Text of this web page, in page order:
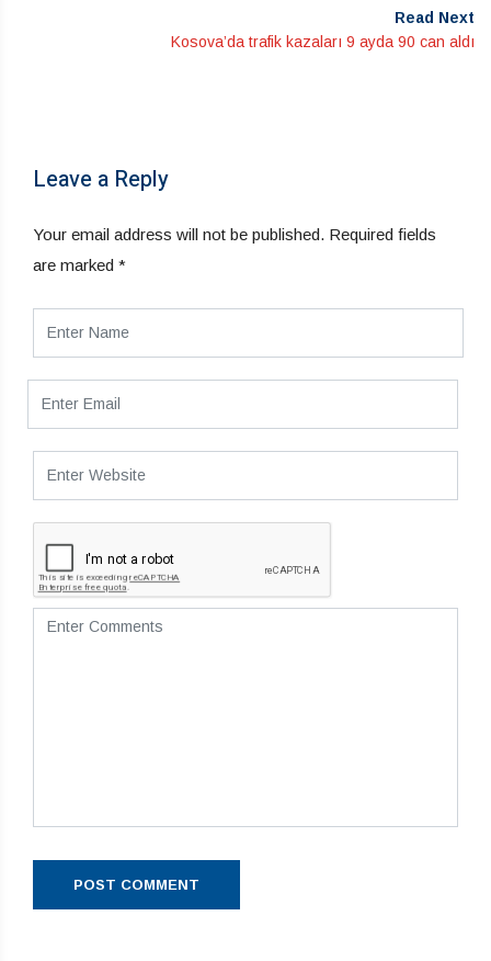
Read Next
Kosova’da trafik kazaları 9 ayda 90 can aldı
Leave a Reply
Your email address will not be published. Required fields
are marked *